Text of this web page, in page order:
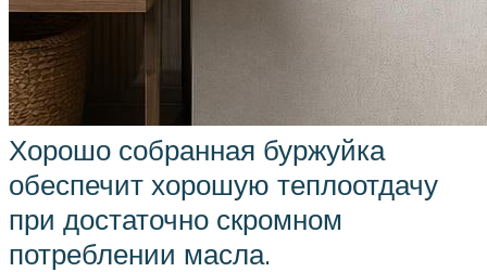
Хорошо собранная буржуйка
обеспечит хорошую теплоотдачу
при достаточно скромном
потреблении масла.